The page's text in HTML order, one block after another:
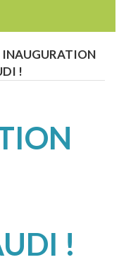
INAUGURATION
!
!